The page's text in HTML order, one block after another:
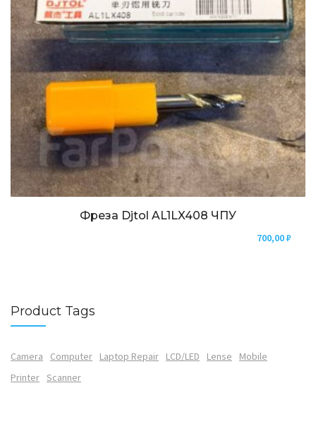
Фреза Djtol AL1LX408 ЧПУ
700,00₽
Product Tags
Camera Computer Laptop Repair LCD/LED Lense
Mobile
Printer Scanner